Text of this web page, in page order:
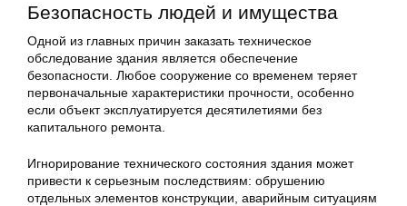
Безопасность людей и имущества
Одной из главных причин заказать техническое
обследование здания является обеспечение
безопасности. Любое сооружение со временем теряет
первоначальные характеристики прочности, особенно
если объект эксплуатируется десятилетиями без
капитального ремонта.
Игнорирование технического состояния здания может
привести к серьезным последствиям: обрушению
отдельных элементов конструкции, аварийным ситуациям